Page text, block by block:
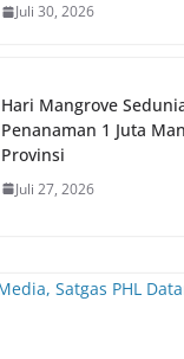
Juli 30, 2026
Hari Mangrove
Penanaman 1 Juta
Provinsi
Juli 27, 2026